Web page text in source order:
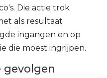
Die actie trok
als resultaat
ingangen en op
die moest ingrijpen.